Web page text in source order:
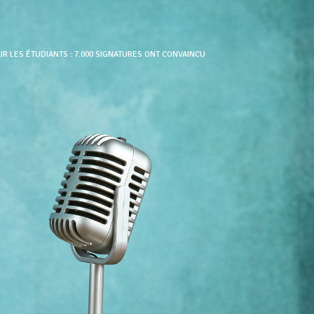
LES ÉTUDIANTS : 7.000 SIGNATURES ONT CONVAINCU